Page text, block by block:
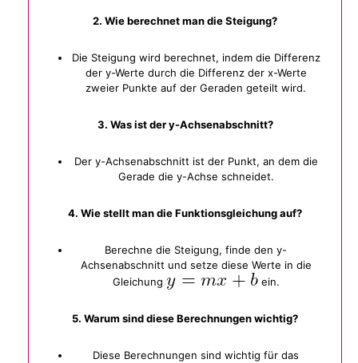
2. Wie berechnet man die Steigung?
Die Steigung wird berechnet, indem die Differenz
der y-Werte durch die Differenz der x-Werte
zweier Punkte auf der Geraden geteilt wird.
3. Was ist der y-Achsenabschnitt?
Der y-Achsenabschnitt ist der Punkt, an dem die
Gerade die y-Achse schneidet.
4. Wie stellt man die Funktionsgleichung auf?
Berechne die Steigung, finde den y-
Achsenabschnitt und setze diese Werte in die
Gleichung
ein.
5. Warum sind diese Berechnungen wichtig?
Diese Berechnungen sind wichtig für das